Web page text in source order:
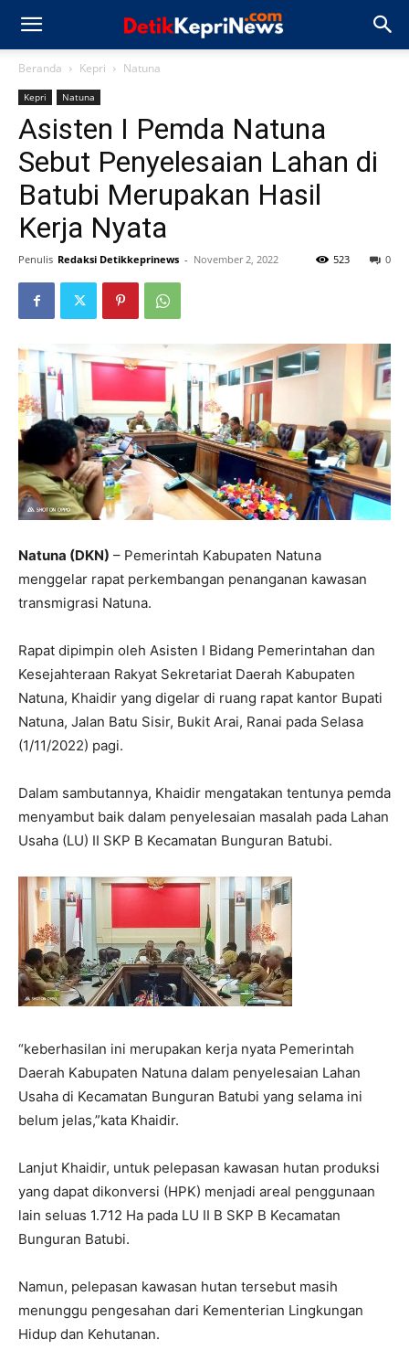
Beranda Kepri Natuna
Kepri Natuna
Asisten I Pemda Natuna
Sebut Penyelesaian Lahan di
Batubi Merupakan Hasil
Kerja Nyata
Penulis Redaksi Detikkeprinews - November 2, 2022 0
523
Natuna (DKN) – Pemerintah Kabupaten Natuna
menggelar rapat perkembangan penanganan kawasan
transmigrasi Natuna.
Rapat dipimpin oleh Asisten I Bidang Pemerintahan dan
Kesejahteraan Rakyat Sekretariat Daerah Kabupaten
Natuna, Khaidir yang digelar di ruang rapat kantor Bupati
Natuna, Jalan Batu Sisir, Bukit Arai, Ranai pada Selasa
(1/11/2022) pagi.
Dalam sambutannya, Khaidir mengatakan tentunya pemda
menyambut baik dalam penyelesaian masalah pada Lahan
Usaha (LU) II SKP B Kecamatan Bunguran Batubi.
“keberhasilan ini merupakan kerja nyata Pemerintah
Daerah Kabupaten Natuna dalam penyelesaian Lahan
Usaha di Kecamatan Bunguran Batubi yang selama ini
belum jelas,”kata Khaidir.
Lanjut Khaidir, untuk pelepasan kawasan hutan produksi
yang dapat dikonversi (HPK) menjadi areal penggunaan
lain seluas 1.712 Ha pada LU II B SKP B Kecamatan
Bunguran Batubi.
Namun, pelepasan kawasan hutan tersebut masih
menunggu pengesahan dari Kementerian Lingkungan
Hidup dan Kehutanan.